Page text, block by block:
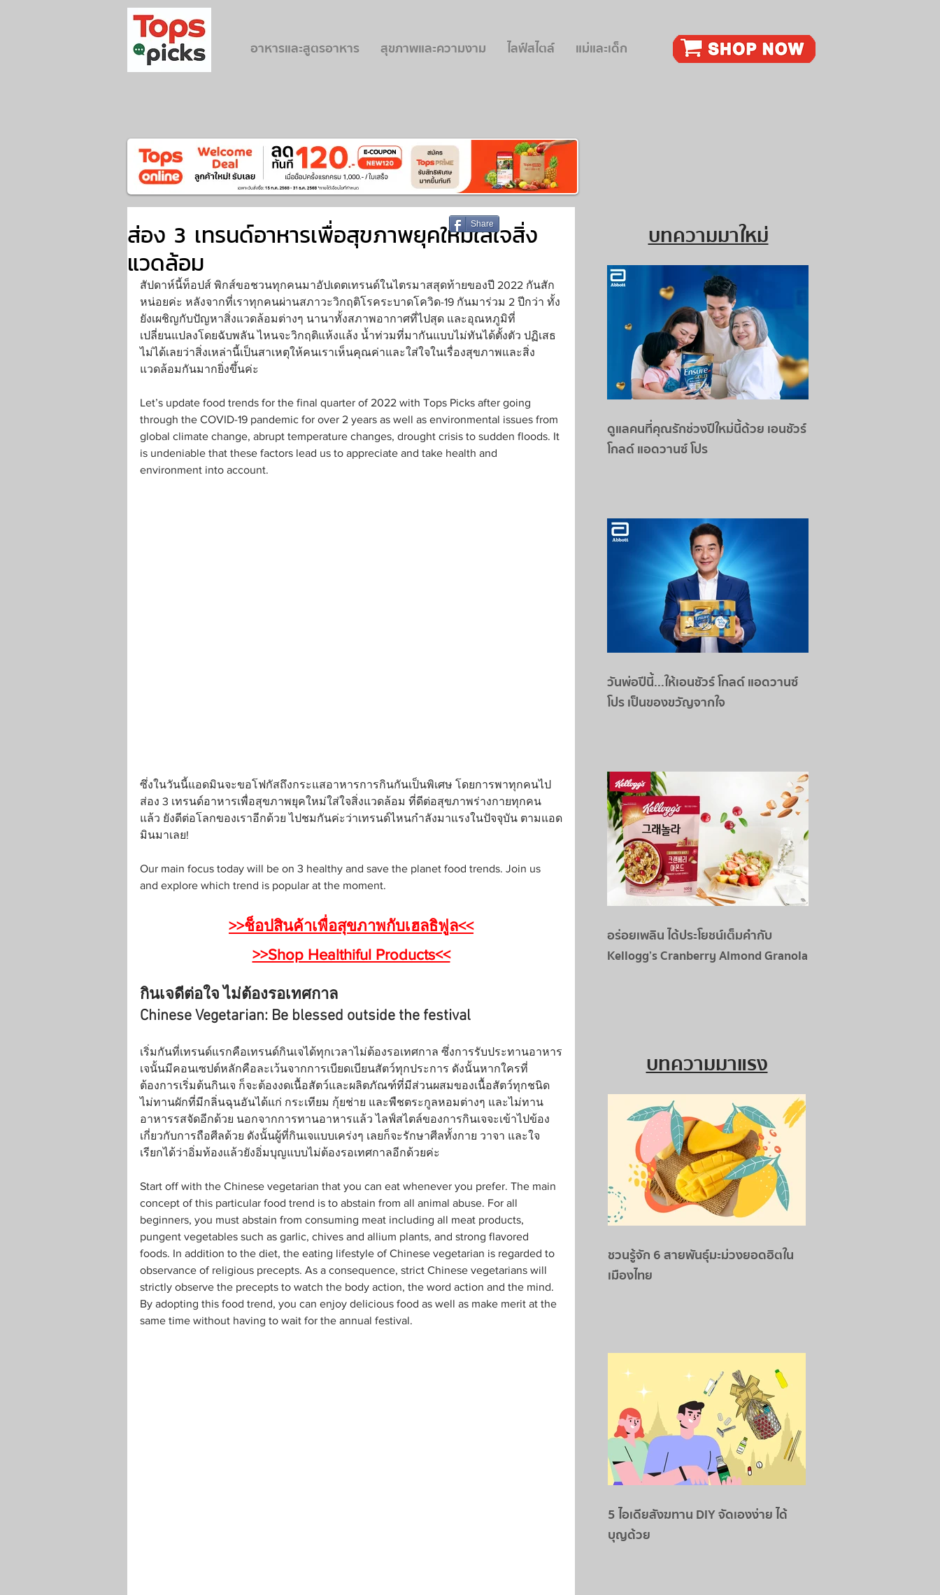
อาหารและสูตรอาหาร สุขภาพและความงาม ไลฟ์สไตล์ แม่และเด็ก
ส่อง 3 เทรนด์อาหารเพื่อสุขภาพยุคใหม่ใส่ใจสิ่ง
แวดล้อม
สัปดาห์นี้ท็อปส์ พิกส์ขอชวนทุกคนมาอัปเดตเทรนด์ในไตรมาสสุดท้ายของปี 2022 กันสัก
หน่อยค่ะ หลังจากที่เราทุกคนผ่านสภาวะวิกฤติโรคระบาดโควิด-19 กันมาร่วม 2 ปีกว่า ทั้ง
ยังเผชิญกับปัญหาสิ่งแวดล้อมต่างๆ นานาทั้งสภาพอากาศที่ไปสุด และอุณหภูมิที่
เปลี่ยนแปลงโดยฉับพลัน ไหนจะวิกฤติแห้งแล้ง น้ำท่วมที่มากันแบบไม่ทันได้ตั้งตัว ปฏิเสธ
ไม่ได้เลยว่าสิ่งเหล่านี้เป็นสาเหตุให้คนเราเห็นคุณค่าและใส่ใจในเรื่องสุขภาพและสิ่ง
แวดล้อมกันมากยิ่งขึ้นค่ะ
Let’s update food trends for the final quarter of 2022 with Tops Picks after going
through the COVID-19 pandemic for over 2 years as well as environmental issues from
global climate change, abrupt temperature changes, drought crisis to sudden floods. It
is undeniable that these factors lead us to appreciate and take health and
environment into account.
ซึ่งในวันนี้แอดมินจะขอโฟกัสถึงกระแสอาหารการกินกันเป็นพิเศษ โดยการพาทุกคนไป
ส่อง 3 เทรนด์อาหารเพื่อสุขภาพยุคใหม่ใส่ใจสิ่งแวดล้อม ที่ดีต่อสุขภาพร่างกายทุกคน
แล้ว ยังดีต่อโลกของเราอีกด้วย ไปชมกันค่ะว่าเทรนด์ไหนกำลังมาแรงในปัจจุบัน ตามแอด
มินมาเลย!
Our main focus today will be on 3 healthy and save the planet food trends. Join us
and explore which trend is popular at the moment.
>>ช็อปสินค้าเพื่อสุขภาพกับเฮลธิฟูล<<
>>Shop Healthiful Products<<
กินเจดีต่อใจ ไม่ต้องรอเทศกาล
Chinese Vegetarian: Be blessed outside the festival
เริ่มกันที่เทรนด์แรกคือเทรนด์กินเจได้ทุกเวลาไม่ต้องรอเทศกาล ซึ่งการรับประทานอาหาร
เจนั้นมีคอนเซปต์หลักคือละเว้นจากการเบียดเบียนสัตว์ทุกประการ ดังนั้นหากใครที่
ต้องการเริ่มต้นกินเจ ก็จะต้องงดเนื้อสัตว์และผลิตภัณฑ์ที่มีส่วนผสมของเนื้อสัตว์ทุกชนิด
ไม่ทานผักที่มีกลิ่นฉุนอันได้แก่ กระเทียม กุ้ยช่าย และพืชตระกูลหอมต่างๆ และไม่ทาน
อาหารรสจัดอีกด้วย นอกจากการทานอาหารแล้ว ไลฟ์สไตล์ของการกินเจจะเข้าไปข้อง
เกี่ยวกับการถือศีลด้วย ดังนั้นผู้ที่กินเจแบบเคร่งๆ เลยก็จะรักษาศีลทั้งกาย วาจา และใจ
เรียกได้ว่าอิ่มท้องแล้วยังอิ่มบุญแบบไม่ต้องรอเทศกาลอีกด้วยค่ะ
Start off with the Chinese vegetarian that you can eat whenever you prefer. The main
concept of this particular food trend is to abstain from all animal abuse. For all
beginners, you must abstain from consuming meat including all meat products,
pungent vegetables such as garlic, chives and allium plants, and strong flavored
foods. In addition to the diet, the eating lifestyle of Chinese vegetarian is regarded to
observance of religious precepts. As a consequence, strict Chinese vegetarians will
strictly observe the precepts to watch the body action, the word action and the mind.
By adopting this food trend, you can enjoy delicious food as well as make merit at the
same time without having to wait for the annual festival.
Share บทความมาใหม่
ดูแลคนที่คุณรักช่วงปีใหม่นี้ด้วย เอนชัวร์
โกลด์ แอดวานซ์ โปร
วันพ่อปีนี้...ให้เอนชัวร์ โกลด์ แอดวานซ์
โปร เป็นของขวัญจากใจ
อร่อยเพลิน ได้ประโยชน์เต็มคำกับ
Kellogg’s Cranberry Almond Granola
บทความมาแรง
ชวนรู้จัก 6 สายพันธุ์มะม่วงยอดฮิตใน
เมืองไทย
5 ไอเดียสังฆทาน DIY จัดเองง่าย ได้
บุญด้วย